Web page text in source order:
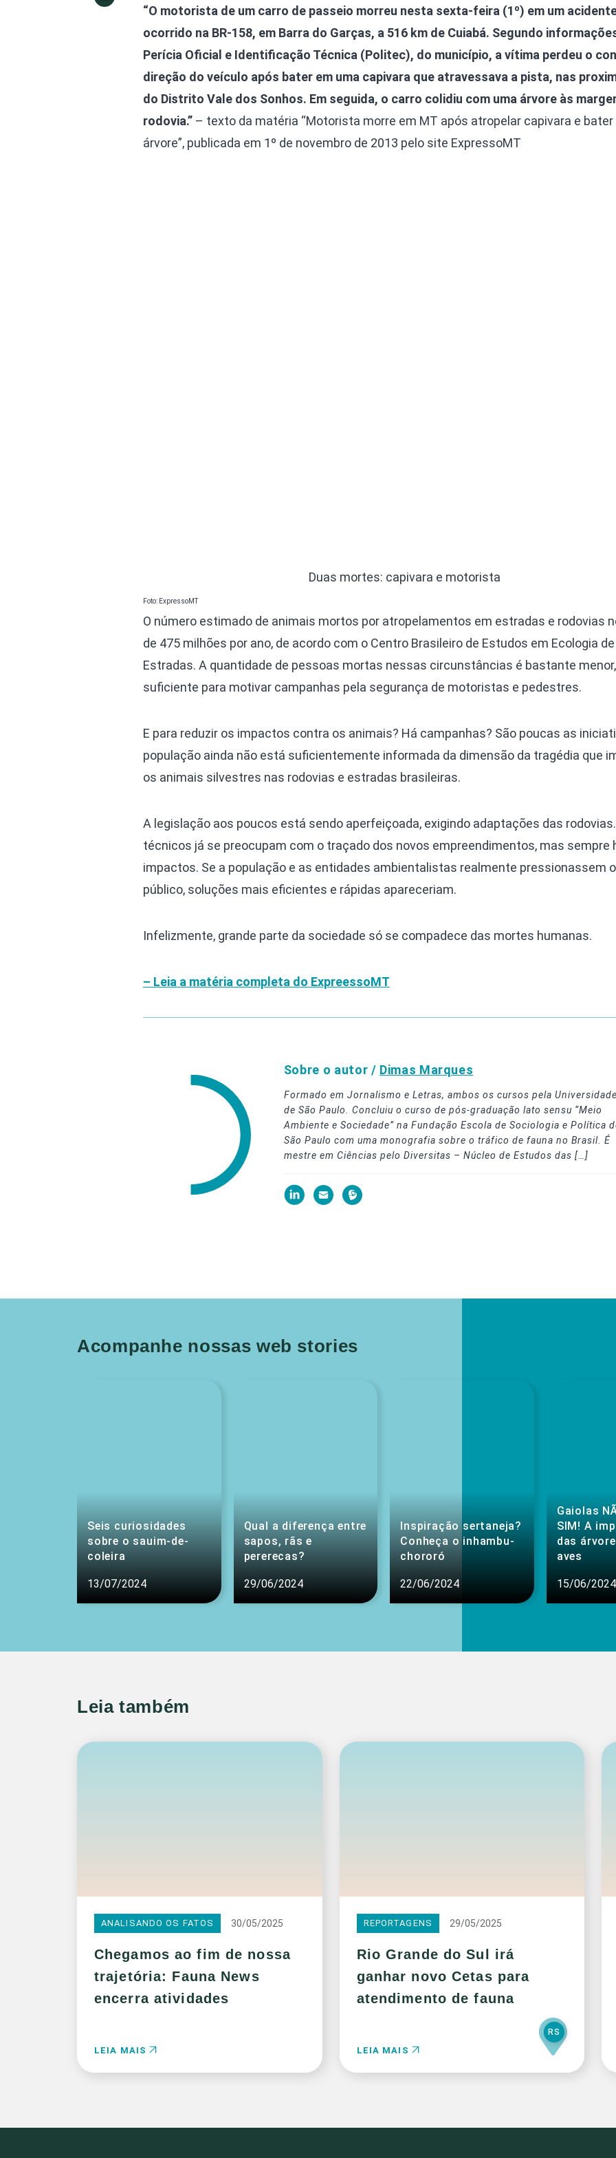
Photo Animal
Políticas
Saúde, Bicho
Segunda
Túnel do
“O motorista de um carro de passeio morreu nesta sexta-feira (1º) em um
ocorrido na BR-158, em Barra do Garças, a 516 km de Cuiabá. Segundo
Perícia Oficial e Identificação Técnica (Politec), do município, a vítima perdeu o
direção do veículo após bater em uma capivara que atravessava a pista, nas
do Distrito Vale dos Sonhos. Em seguida, o carro colidiu com uma árvore às
rodovia.”– texto da matéria “Motorista morre em MT após atropelar capivara e bater
árvore”, publicada em 1º de novembro de 2013 pelo site ExpressoMT
Duas mortes: capivara e motorista
Foto: ExpressoMT
O número estimado de animais mortos por atropelamentos em estradas e rodovias
de 475 milhões por ano, de acordo com o Centro Brasileiro de Estudos em Ecologia de
Estradas. A quantidade de pessoas mortas nessas circunstâncias é bastante
suficiente para motivar campanhas pela segurança de motoristas e pedestres.
E para reduzir os impactos contra os animais? Há campanhas? São poucas as
população ainda não está suficientemente informada da dimensão da tragédia que
os animais silvestres nas rodovias e estradas brasileiras.
A legislação aos poucos está sendo aperfeiçoada, exigindo adaptações das
técnicos já se preocupam com o traçado dos novos empreendimentos, mas sempre
impactos. Se a população e as entidades ambientalistas realmente pressionassem
público, soluções mais eficientes e rápidas apareceriam.
Infelizmente, grande parte da sociedade só se compadece das mortes humanas.
– Leia a matéria completa do ExpreessoMT
Sobre o autor / Dimas Marques
Formado em Jornalismo e Letras, ambos os cursos pela
de São Paulo. Concluiu o curso de pós-graduação lato sensu “Meio
Ambiente e Sociedade” na Fundação Escola de Sociologia e Política
São Paulo com uma monografia sobre o tráfico de fauna no Brasil. É
mestre em Ciências pelo Diversitas – Núcleo de Estudos das […]
Acompanhe nossas web stories
Seis curiosidades
sobre o sauim-de-
coleira
13/07/2024
Qual a diferença entre
sapos, rãs e
pererecas?
29/06/2024
Inspiração sertaneja?
Conheça o inhambu-
chororó
22/06/2024
Gaiolas
SIM! A
das
aves
15/06/2024
Leia também
ANALISANDO OS FATOS 30/05/2025
Chegamos ao fim de nossa
trajetória: Fauna News
encerra atividades
LEIA MAIS
REPORTAGENS 29/05/2025
Rio Grande do Sul irá
ganhar novo Cetas para
atendimento de fauna
LEIA MAIS
RS